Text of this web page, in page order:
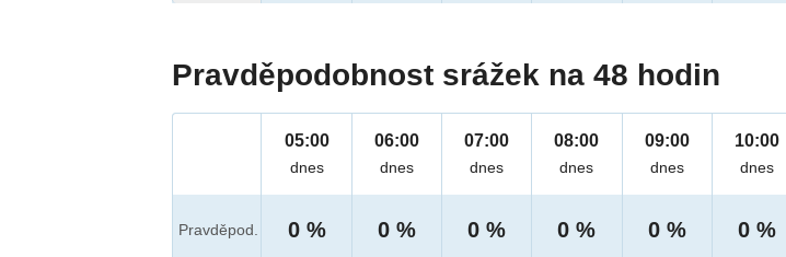
Pravděpodobnost srážek na 48 hodin
Pravděpod.
05:00
dnes
0 %
06:00
dnes
0 %
07:00
dnes
0 %
08:00
dnes
0 %
09:00
dnes
0 %
10:00
dnes
0 %